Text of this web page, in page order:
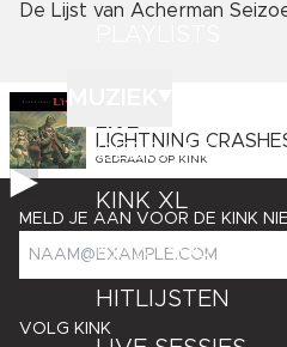
GEDRAAID
KINK XL
KINK 1500
HITLIJSTEN
De Lijst van Acherman
LIVE
LIGHTNING
GEDRAAID OP KINK
VOLG KINK
MELD JE AAN VOOR DE KINK